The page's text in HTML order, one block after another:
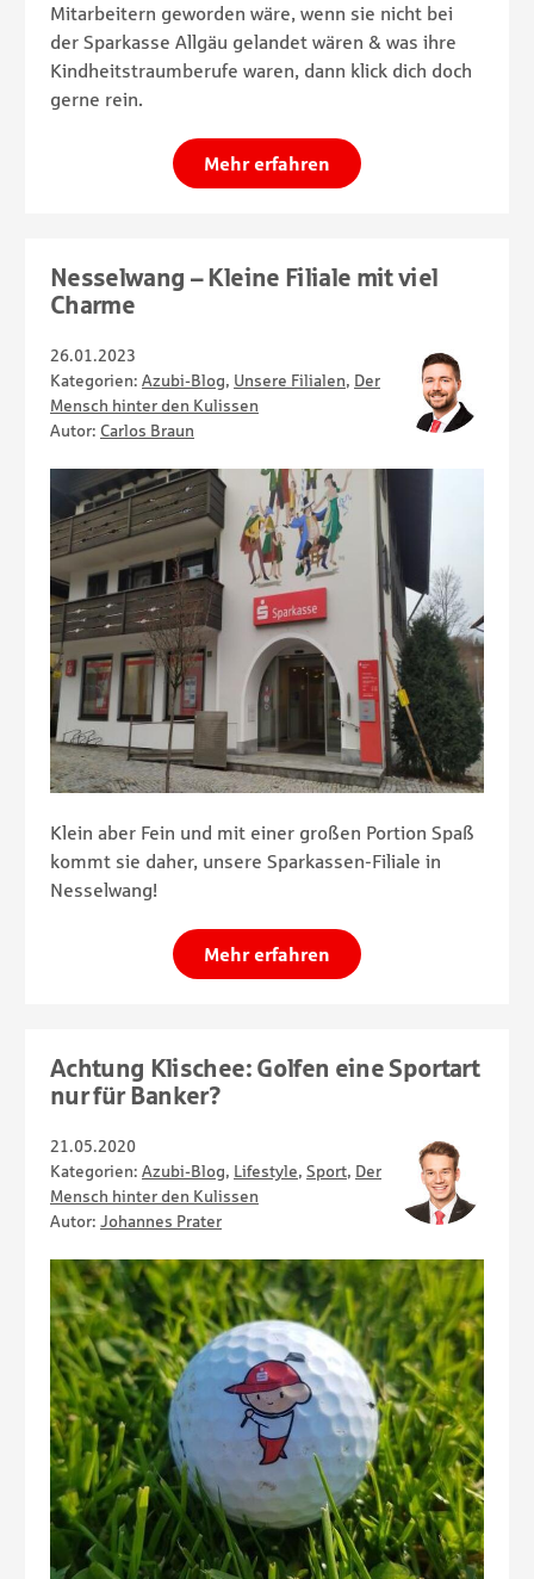
Mitarbeitern geworden wäre, wenn sie nicht bei
der Sparkasse Allgäu gelandet wären & was ihre
Kindheitstraumberufe waren, dann klick dich doch
gerne rein.
Mehr erfahren
Nesselwang – Kleine Filiale mit viel
Charme
26.01.2023
Kategorien: Azubi-Blog, Unsere Filialen, Der
Mensch hinter den Kulissen
Autor: Carlos Braun
Klein aber Fein und mit einer großen Portion Spaß
kommt sie daher, unsere Sparkassen-Filiale in
Nesselwang!
Mehr erfahren
Achtung Klischee: Golfen eine Sportart
nur für Banker?
21.05.2020
Kategorien: Azubi-Blog, Lifestyle, Sport, Der
Mensch hinter den Kulissen
Autor: Johannes Prater